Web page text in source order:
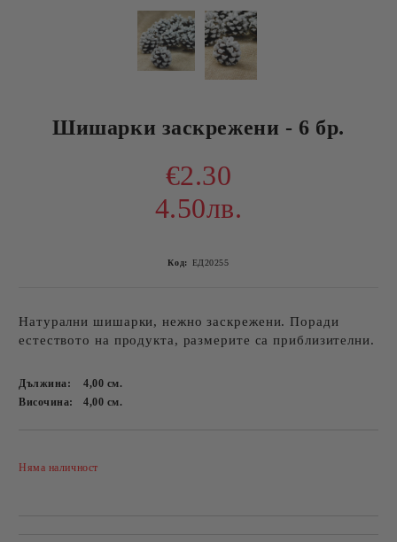
Шишарки заскрежени - 6 бр.
€2.30
4.50лв.
Код: ЕД20255
Натурални шишарки, нежно заскрежени. Поради
естеството на продукта, размерите са приблизителни.
Дължина: 4,00 см.
Височина:
4,00 см.
Няма наличност